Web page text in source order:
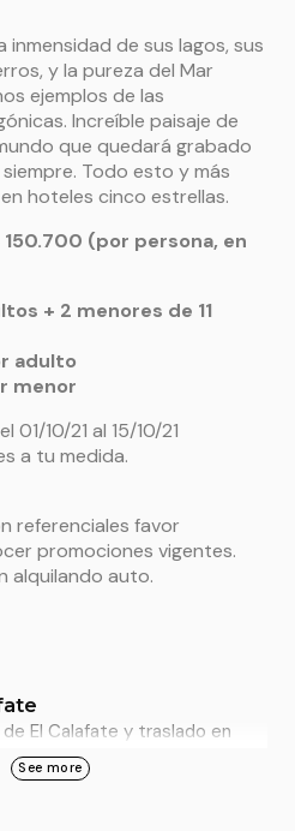
inmensidad de sus lagos, sus
y la pureza del Mar
ejemplos de las
Increíble paisaje de
que quedará grabado
Todo esto y más
hoteles cinco estrellas.
(por persona, en
+ 2 menores de 11
adulto
menor
01/10/21 al 15/10/21
a tu medida.
referenciales favor
promociones vigentes.
alquilando auto.
El Calafate y traslado en
hotel. Tarde libre para
Alojamiento en El Calafate:
See more